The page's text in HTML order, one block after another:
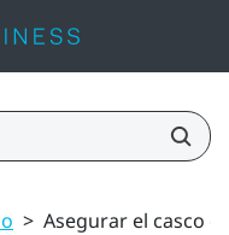
> Asegurar el casco